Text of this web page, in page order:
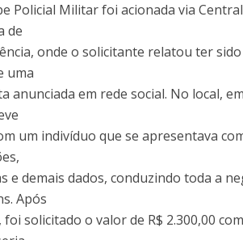
Policial Militar foi acionada via
de
onde o solicitante relatou ter
uma
anunciada em rede social. No local,
um indivíduo que se apresentava
e demais dados, conduzindo toda a
Após
solicitado o valor de R$ 2.300,00